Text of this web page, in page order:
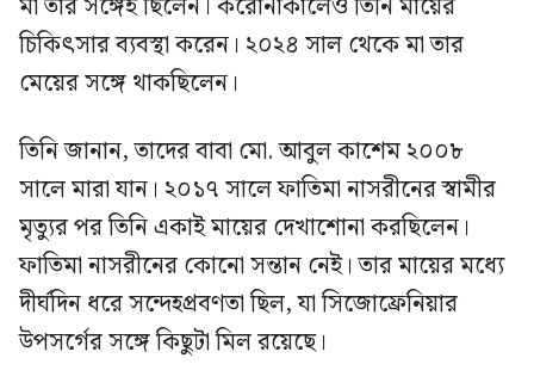
চিকিৎসার ব্যবস্থা করেন। ২০২৪ সাল থেকে মা তার
মেয়ের সঙ্গে থাকছিলেন।
তিনি জানান, তাদের বাবা মো. আবুল কাশেম ২০০৮
সালে মারা যান। ২০১৭ সালে ফাতিমা নাসরীনের স্বামীর
মৃত্যুর পর তিনি একাই মায়ের দেখাশোনা করছিলেন।
ফাতিমা নাসরীনের কোনো সন্তান নেই। তার মায়ের মধ্যে
দীর্ঘদিন ধরে সন্দেহপ্রবণতা ছিল, যা সিজোফ্রেনিয়ার
উপসর্গের সঙ্গে কিছুটা মিল রয়েছে।